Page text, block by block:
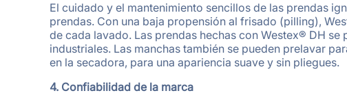
El cuidado y el mantenimiento sencillos de las prendas
prendas. Con una baja propensión al frisado (pilling),
de cada lavado. Las prendas hechas con Westex® DH
industriales. Las manchas también se pueden prelavar
en la secadora, para una apariencia suave y sin pliegues.
4. Confiabilidad de la marca